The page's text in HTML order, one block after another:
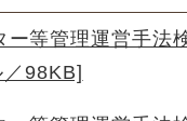
ー等管理運営手法
98KB]